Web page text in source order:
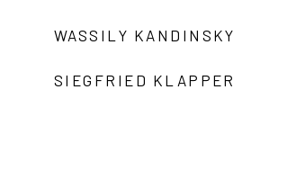
WASSILY KANDINSKY
SIEGFRIED KLAPPER